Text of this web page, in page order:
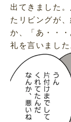
出てきました
たリビングが
か、「あ・・
礼を言いました